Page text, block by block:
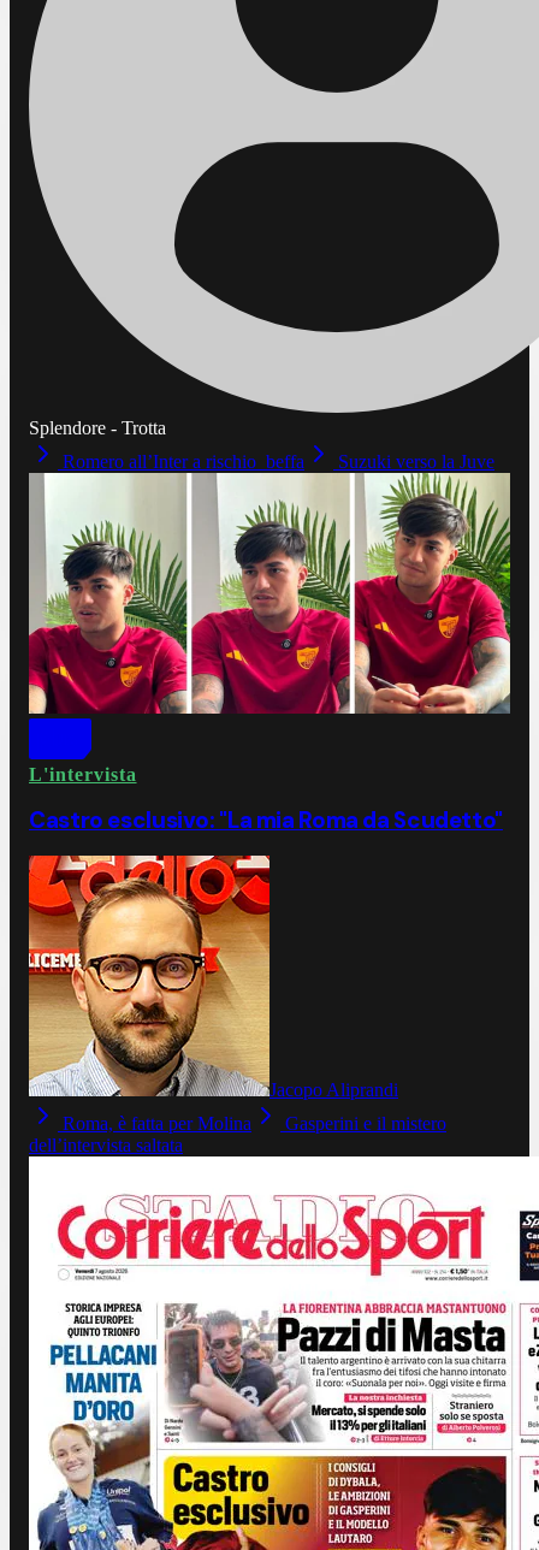
Splendore - Trotta
Romero all’Inter a rischio beffa
Suzuki verso la Juve
L'intervista
Castro esclusivo: "La mia Roma da Scudetto"
Jacopo Aliprandi
Roma, è fatta per Molina
Gasperini e il mistero
dell’intervista saltata